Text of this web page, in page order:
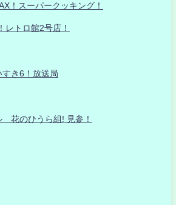
！スーパークッキング！
レトロ館2号店！
き6！放送局
花のひうら組! 見参！